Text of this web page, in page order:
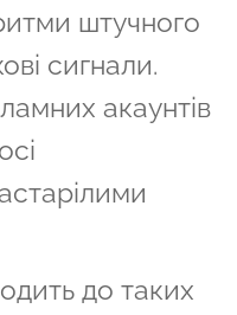
штучного
сигнали.
акаунтів
до таких